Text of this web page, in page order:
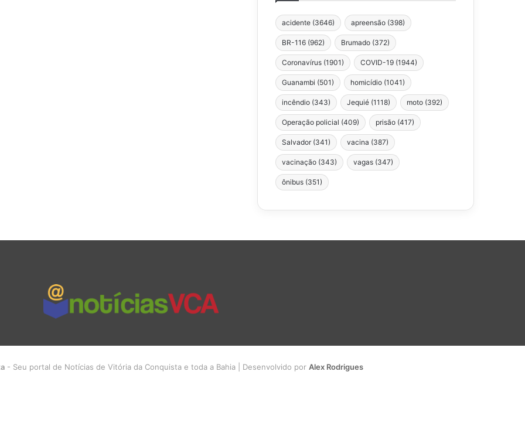
acidente (3646) apreensão (398)
BR-116 (962) Brumado (372)
Coronavírus (1901) COVID-19 (1944)
Guanambi (501) homicídio (1041)
incêndio (343) Jequié (1118) moto (392)
Operação policial (409) prisão (417)
Salvador (341) vacina (387)
vacinação (343) vagas (347)
ônibus (351)
- Seu portal de Notícias de Vitória da Conquista e toda a Bahia | Desenvolvido por Alex Rodrigues